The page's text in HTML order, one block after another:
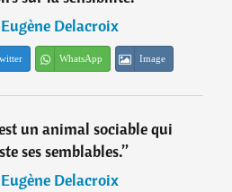
Eugène Delacroix
WhatsApp Image
un animal sociable qui
ses semblables.”
Eugène Delacroix